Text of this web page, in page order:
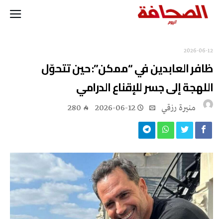
2026-06-12
ظافر العابدين في “ممكن”: حين تتحوّل
اللهجة إلى جسر للإقناع الدرامي
منيرة‭ ‬رزقي 2026-06-12
280